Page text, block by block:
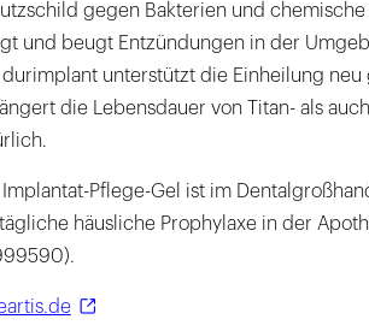
gegen Bakterien und chemische
und beugt Entzündungen in der
durimplant unterstützt die Einheilung neu
die Lebensdauer von Titan- als
Implantat-Pflege-Gel ist im
häusliche Prophylaxe in der